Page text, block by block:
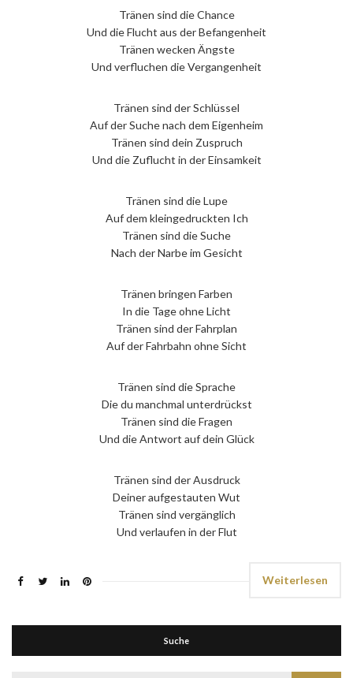
Tränen sind die Chance
Und die Flucht aus der Befangenheit
Tränen wecken Ängste
Und verfluchen die Vergangenheit
Tränen sind der Schlüssel
Auf der Suche nach dem Eigenheim
Tränen sind dein Zuspruch
Und die Zuflucht in der Einsamkeit
Tränen sind die Lupe
Auf dem kleingedruckten Ich
Tränen sind die Suche
Nach der Narbe im Gesicht
Tränen bringen Farben
In die Tage ohne Licht
Tränen sind der Fahrplan
Auf der Fahrbahn ohne Sicht
Tränen sind die Sprache
Die du manchmal unterdrückst
Tränen sind die Fragen
Und die Antwort auf dein Glück
Tränen sind der Ausdruck
Deiner aufgestauten Wut
Tränen sind vergänglich
Und verlaufen in der Flut
Weiterlesen
Suche